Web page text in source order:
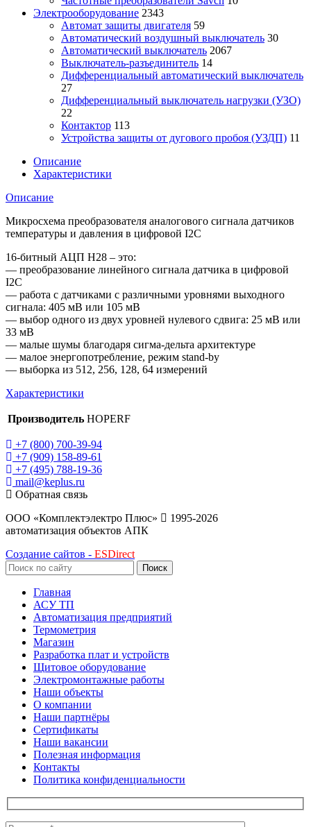
Электрооборудование 2343
Автомат защиты двигателя 59
Автоматический воздушный выключатель 30
Автоматический выключатель 2067
Выключатель-разъединитель 14
Дифференциальный автоматический выключатель
27
Дифференциальный выключатель нагрузки (УЗО)
22
Контактор 113
Устройства защиты от дугового пробоя (УЗДП) 11
Описание
Характеристики
Описание
Микросхема преобразователя аналогового сигнала датчиков
температуры и давления в цифровой I2C
16-битный АЦП H28 – это:
— преобразование линейного сигнала датчика в цифровой
I2C
— работа с датчиками с различными уровнями выходного
сигнала: 405 мВ или 105 мВ
— выбор одного из двух уровней нулевого сдвига: 25 мВ или
33 мВ
— малые шумы благодаря сигма-дельта архитектуре
— малое энергопотребление, режим stand-by
— выборка из 512, 256, 128, 64 измерений
Характеристики
Производитель HOPERF
+7 (800) 700-39-94
+7 (909) 158-89-61
+7 (495) 788-19-36
mail@keplus.ru
Обратная связь
ООО «Комплектэлектро Плюс»
1995-2026
автоматизация объектов АПК
Создание сайтов - ESDirect
Поиск
Главная
АСУ ТП
Автоматизация предприятий
Термометрия
Магазин
Разработка плат и устройств
Щитовое оборудование
Электромонтажные работы
Наши объекты
О компании
Наши партнёры
Сертификаты
Наши вакансии
Полезная информация
Контакты
Политика конфиденциальности